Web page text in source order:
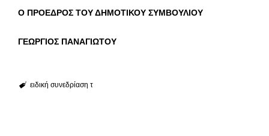
Ο ΠΡΟΕΔΡΟΣ ΤΟΥ ΔΗΜΟΤΙΚΟΥ ΣΥΜΒΟΥΛΙΟΥ
ΓΕΩΡΓΙΟΣ ΠΑΝΑΓΙΩΤΟΥ
ειδική συνεδρίαση τ